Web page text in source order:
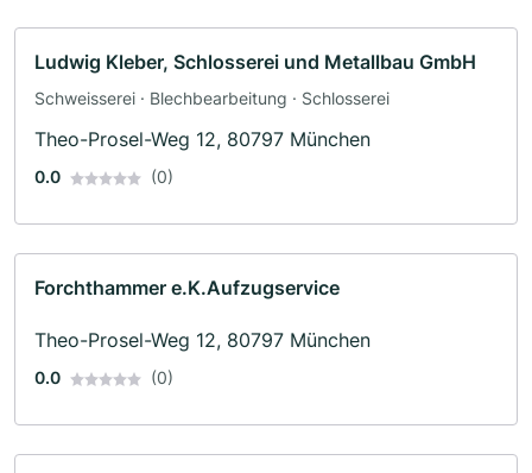
Ludwig Kleber, Schlosserei und Metallbau GmbH
Schweisserei · Blechbearbeitung · Schlosserei
Theo-Prosel-Weg 12, 80797 München
0.0 (0)
Forchthammer e.K.Aufzugservice
Theo-Prosel-Weg 12, 80797 München
0.0 (0)